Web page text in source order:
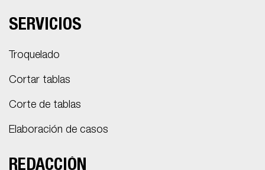
SERVICIOS
Troquelado
Cortar tablas
Corte de tablas
Elaboración de casos
REDACCIÓN